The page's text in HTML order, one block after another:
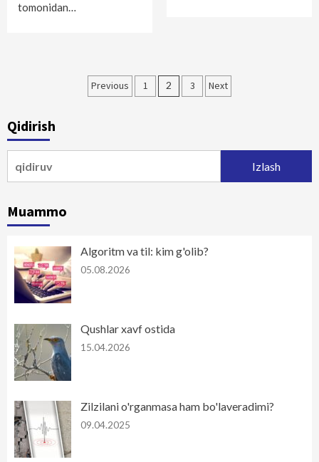
tomonidan…
Maqolalar
Previous 1 2 3 Next
Qidirish
Muammo
Algoritm va til: kim g'olib?
05.08.2026
Qushlar xavf ostida
15.04.2026
Zilzilani o'rganmasa ham bo'laveradimi?
09.04.2025